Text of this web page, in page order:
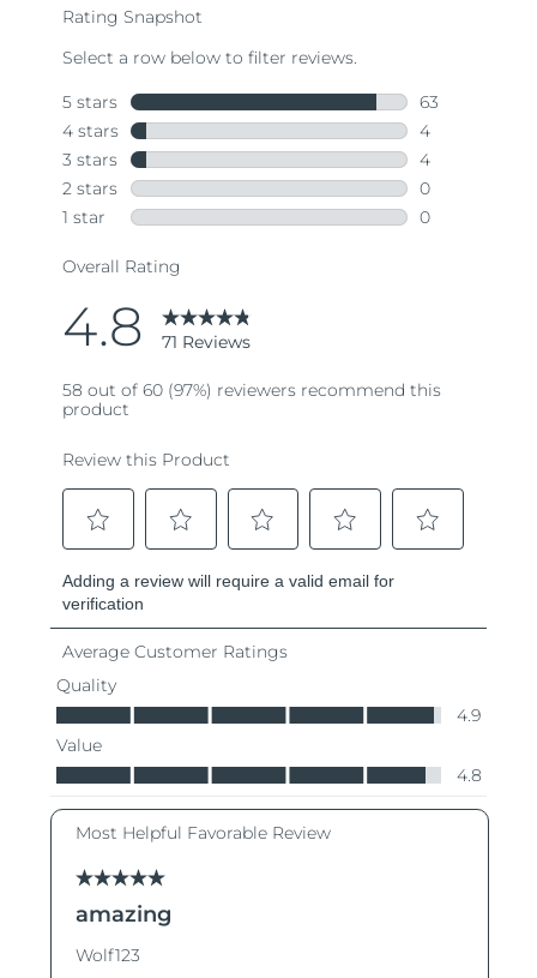
value.
Same
page
link.